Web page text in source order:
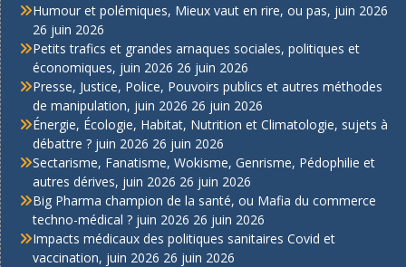
Humour et polémiques, Mieux vaut en rire, ou pas, juin 2026
26 juin 2026
Petits trafics et grandes arnaques sociales, politiques et
économiques, juin 2026 26 juin 2026
Presse, Justice, Police, Pouvoirs publics et autres méthodes
de manipulation, juin 2026 26 juin 2026
Énergie, Écologie, Habitat, Nutrition et Climatologie, sujets à
débattre ? juin 2026 26 juin 2026
Sectarisme, Fanatisme, Wokisme, Genrisme, Pédophilie et
autres dérives, juin 2026 26 juin 2026
Big Pharma champion de la santé, ou Mafia du commerce
techno-médical ? juin 2026 26 juin 2026
Impacts médicaux des politiques sanitaires Covid et
vaccination, juin 2026 26 juin 2026